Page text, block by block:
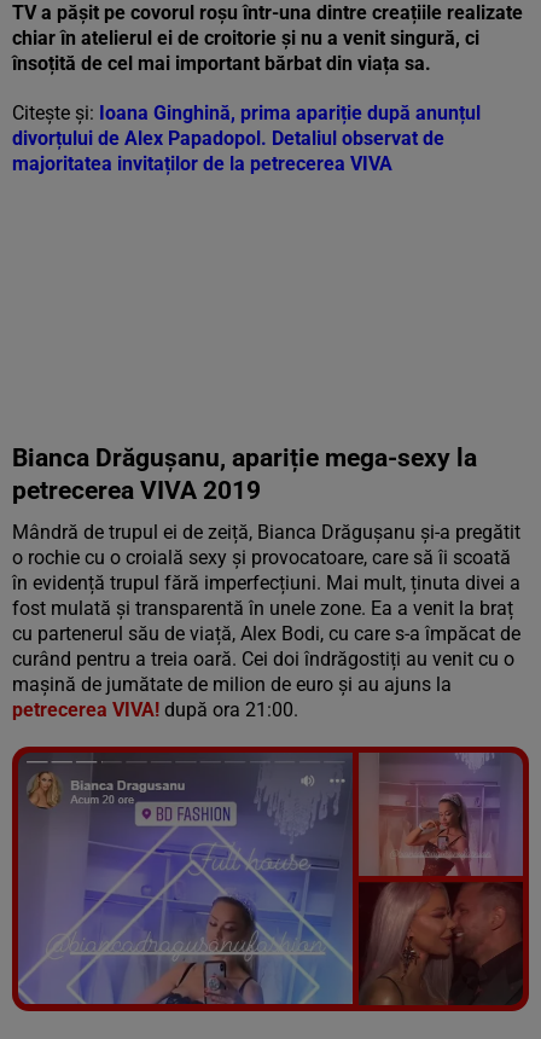
TV a pășit pe covorul roșu într-una dintre creațiile realizate
chiar în atelierul ei de croitorie și nu a venit singură, ci
însoțită de cel mai important bărbat din viața sa.
Citește și: Ioana Ginghină, prima apariție după anunțul
divorțului de Alex Papadopol. Detaliul observat de
majoritatea invitaților de la petrecerea VIVA
Bianca Drăgușanu, apariție mega-sexy la
petrecerea VIVA 2019
Mândră de trupul ei de zeiță, Bianca Drăgușanu și-a pregătit
o rochie cu o croială sexy și provocatoare, care să îi scoată
în evidență trupul fără imperfecțiuni. Mai mult, ținuta divei a
fost mulată și transparentă în unele zone. Ea a venit la braț
cu partenerul său de viață, Alex Bodi, cu care s-a împăcat de
curând pentru a treia oară. Cei doi îndrăgostiți au venit cu o
maşină de jumătate de milion de euro și au ajuns la
petrecerea VIVA! după ora 21:00.
Vezi galeria foto